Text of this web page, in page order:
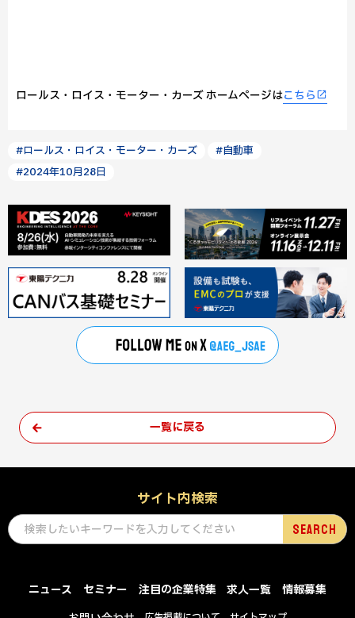
ロールス・ロイス・モーター・カーズ ホームページはこちら
#ロールス・ロイス・モーター・カーズ
#自動車
#2024年10月28日
一覧に戻る
サイト内検索
ニュース セミナー 注目の企業特集 求人一覧
情報募集